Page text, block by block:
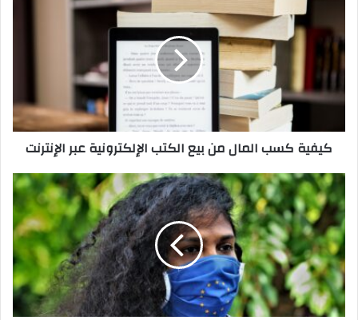
كيفية كسب المال من بيع الكتب الإلكترونية عبر الإنترنت